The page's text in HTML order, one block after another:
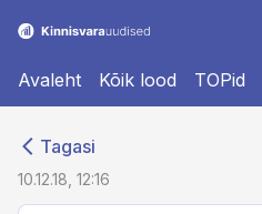
Avaleht Kõik lood TOPid
Tagasi
10.12.18, 12:16